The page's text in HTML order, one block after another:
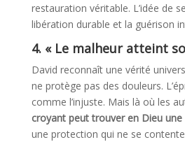
restauration véritable. L’idée de
libération durable et la guérison
4. « Le malheur atteint
David reconnaît une vérité
ne protège pas des douleurs.
comme l’injuste. Mais là où les
croyant peut trouver en Dieu
une protection qui ne se contente